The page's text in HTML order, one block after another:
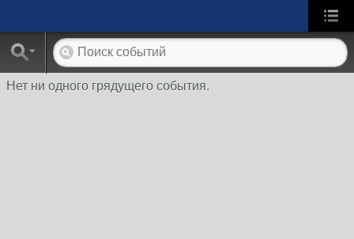
Нет ни одного грядущего события.